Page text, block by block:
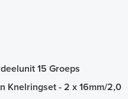
15 Groeps
Knelringset - 2 x 16mm/2,0